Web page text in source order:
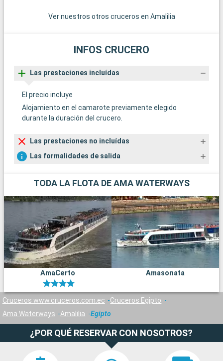
Ver nuestros otros cruceros en Amalilia
INFOS CRUCERO
Las prestaciones incluídas
El precio incluye
Alojamiento en el camarote previamente elegido
durante la duración del crucero.
Las prestaciones no incluídas
Las formalidades de salida
TODA LA FLOTA DE AMA WATERWAYS
AmaCerto Amasonata
Cruceros www.cruceros.com.ec
Cruceros Egipto
Ama Waterways
Amalilia Egipto
¿POR QUÉ RESERVAR CON NOSOTROS?